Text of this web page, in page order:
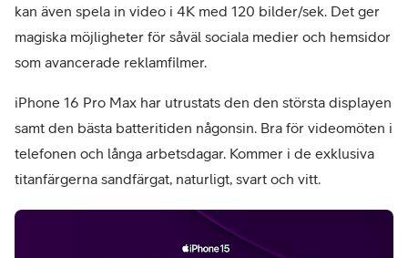
kan även spela in video i 4K med 120 bilder/sek. Det ger
magiska möjligheter för såväl sociala medier och hemsidor
som avancerade reklamfilmer.
iPhone 16 Pro Max har utrustats den den största displayen
samt den bästa batteritiden någonsin. Bra för videomöten i
telefonen och långa arbetsdagar. Kommer i de exklusiva
titanfärgerna sandfärgat, naturligt, svart och vitt.